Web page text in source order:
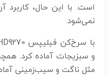
است. با این حال،
نمی‌شود.
و سبزیجات آماده کرد.
مثل ناگت و سیب‌زمینی